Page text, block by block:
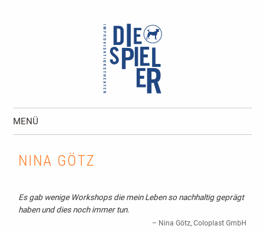
Die Spieler I Improvisationstheater und
Unternehmenstheater Hamburg
MENÜ
NINA GÖTZ
Es gab wenige Workshops die mein Leben so nachhaltig geprägt
haben und dies noch immer tun.
Nina Götz Coloplast GmbH